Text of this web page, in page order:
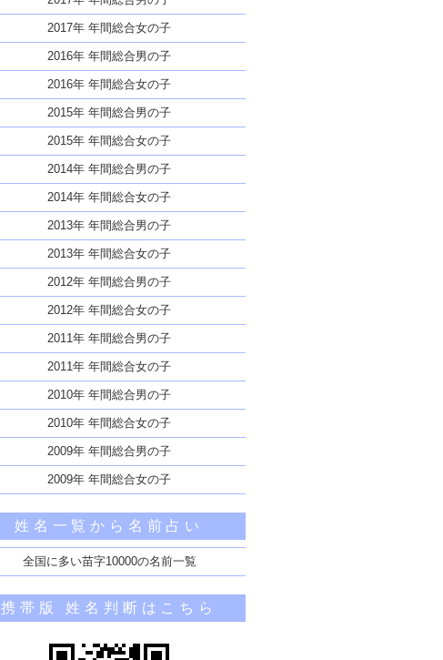
2017年 年間総合女の子
2016年 年間総合男の子
2016年 年間総合女の子
2015年 年間総合男の子
2015年 年間総合女の子
2014年 年間総合男の子
2014年 年間総合女の子
2013年 年間総合男の子
2013年 年間総合女の子
2012年 年間総合男の子
2012年 年間総合女の子
2011年 年間総合男の子
2011年 年間総合女の子
2010年 年間総合男の子
2010年 年間総合女の子
2009年 年間総合男の子
2009年 年間総合女の子
姓名一覧から名前占い
全国に多い苗字10000の名前一覧
携帯版 姓名判断はこちら